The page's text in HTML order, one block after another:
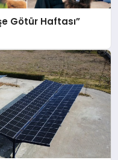
Götür Haftası”